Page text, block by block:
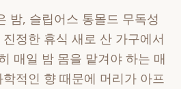
밤, 슬립어스 통몰드 무독성
정한 휴식 새로 산 가구에서
매일 밤 몸을 맡겨야 하는 매
적인 향 때문에 머리가 아프